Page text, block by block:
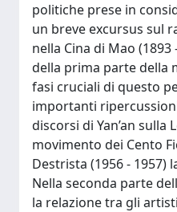
politiche prese in
un breve excursus sul
nella Cina di Mao
della prima parte della
fasi cruciali di questo
importanti
discorsi di Yan’an sulla
movimento dei Cento
Destrista (1956 - 1957)
Nella seconda parte
la relazione tra gli